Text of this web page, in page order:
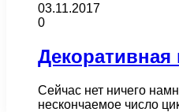
03.11.2017
0
Декоративная
Сейчас нет ничего
нескончаемое число